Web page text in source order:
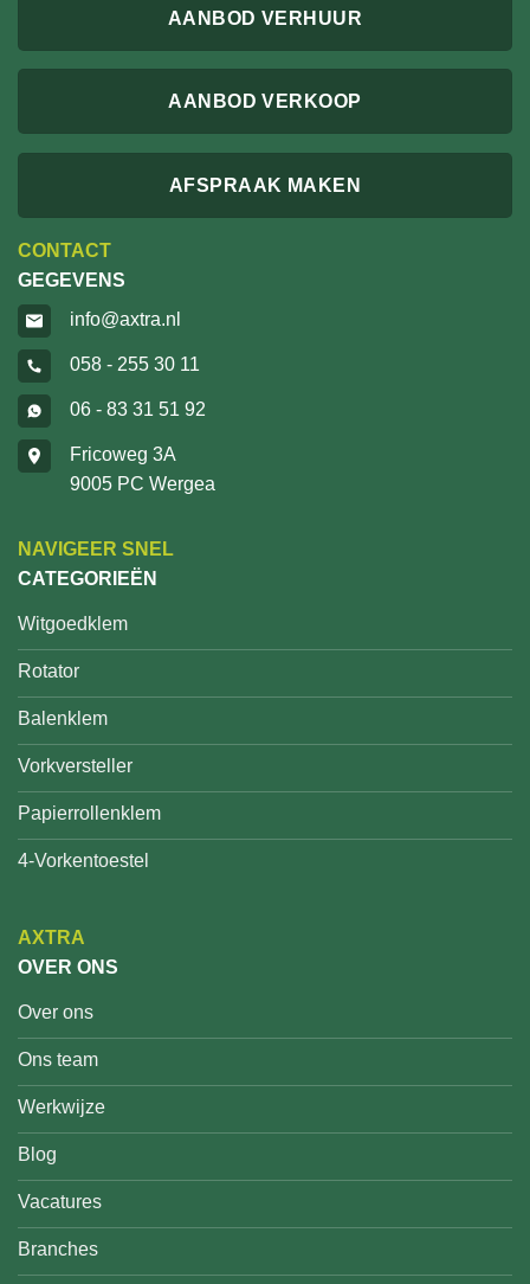
AANBOD VERHUUR
AANBOD VERKOOP
AFSPRAAK MAKEN
CONTACT
GEGEVENS
info@axtra.nl
058 - 255 30 11
06 - 83 31 51 92
Fricoweg 3A
9005 PC Wergea
NAVIGEER SNEL
CATEGORIEËN
Witgoedklem
Rotator
Balenklem
Vorkversteller
Papierrollenklem
4-Vorkentoestel
AXTRA
OVER ONS
Over ons
Ons team
Werkwijze
Blog
Vacatures
Branches